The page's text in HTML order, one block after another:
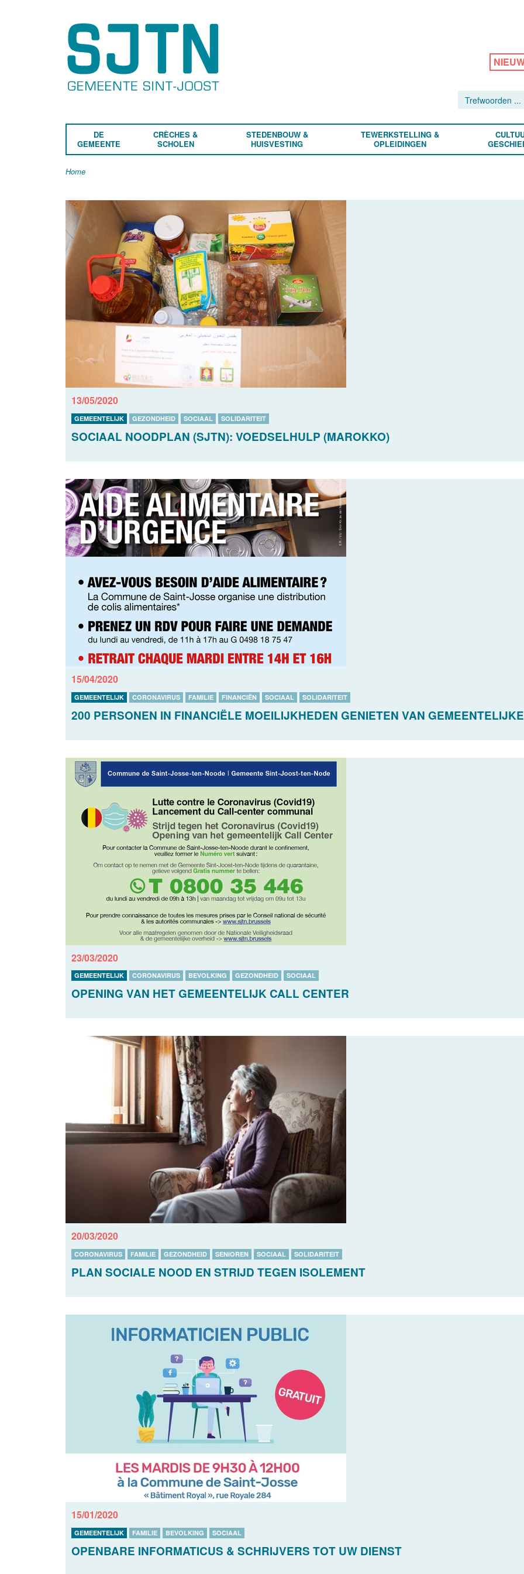
DE
GEMEENTE
CRÈCHES &
SCHOLEN
STEDENBOUW &
HUISVESTING
TEWERKSTELLING &
OPLEIDINGEN
Home
13/05/2020
GEMEENTELIJK GEZONDHEID SOCIAAL SOLIDARITEIT
SOCIAAL NOODPLAN (SJTN): VOEDSELHULP (MAROKKO)
15/04/2020
GEMEENTELIJK CORONAVIRUS FAMILIE FINANCIËN SOCIAAL SOLIDARITEIT
200 PERSONEN IN FINANCIËLE MOEILIJKHEDEN GENIETEN VAN
23/03/2020
GEMEENTELIJK CORONAVIRUS BEVOLKING GEZONDHEID SOCIAAL
OPENING VAN HET GEMEENTELIJK CALL CENTER
20/03/2020
CORONAVIRUS FAMILIE GEZONDHEID SENIOREN SOCIAAL SOLIDARITEIT
PLAN SOCIALE NOOD EN STRIJD TEGEN ISOLEMENT
15/01/2020
GEMEENTELIJK FAMILIE BEVOLKING SOCIAAL
OPENBARE INFORMATICUS & SCHRIJVERS TOT UW DIENST